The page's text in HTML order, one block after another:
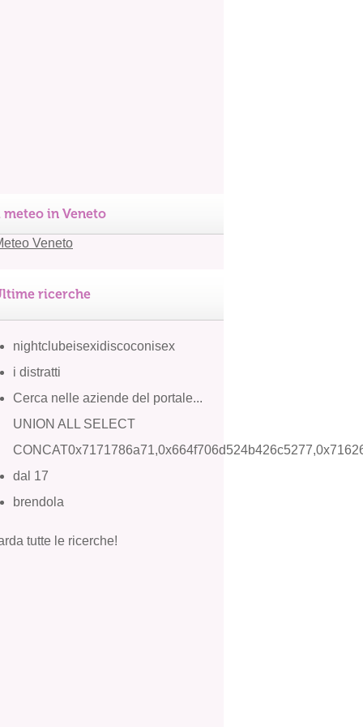
meteo in Veneto
ricerche
nightclubeisexidiscoconisex
i distratti
Cerca nelle aziende del portale...
UNION ALL SELECT
dal 17
brendola
tutte le ricerche!